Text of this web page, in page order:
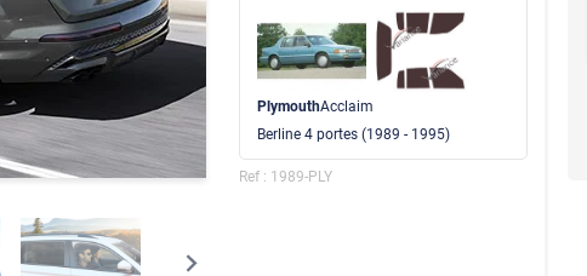
PlymouthAcclaim
Berline 4portes (1989 - 1995)
Ref : 1989-PLY